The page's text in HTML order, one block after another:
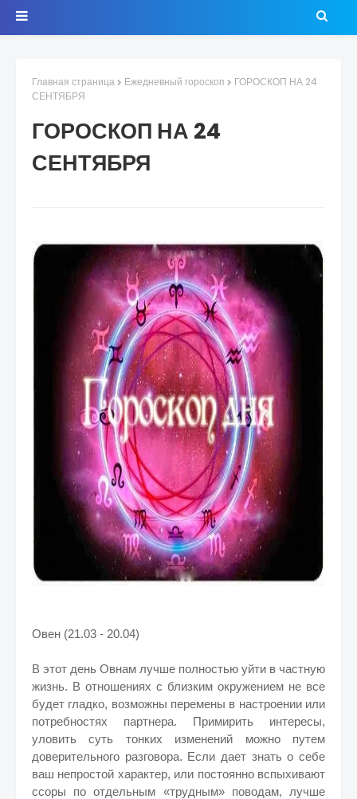
Главная страница Ежедневный гороскоп
ГОРОСКОП НА 24
СЕНТЯБРЯ
ГОРОСКОП НА 24
СЕНТЯБРЯ
Овен (21.03 - 20.04)
В этот день Овнам лучше полностью уйти в частную
жизнь. В отношениях с близким окружением не все
будет гладко, возможны перемены в настроении или
потребностях партнера. Примирить интересы,
уловить суть тонких изменений можно путем
доверительного разговора. Если дает знать о себе
ваш непростой характер, или постоянно вспыхивают
ссоры по отдельным «трудным» поводам, лучше